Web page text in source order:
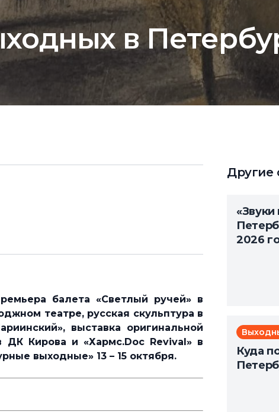
в
балета «Светлый ручей» в
театре, русская скульптура в
выставка оригинальной
ДК Кирова и «Хармс.Doc Revival» в
выходные» 13 – 15 октября.
Другие
2026
Куда